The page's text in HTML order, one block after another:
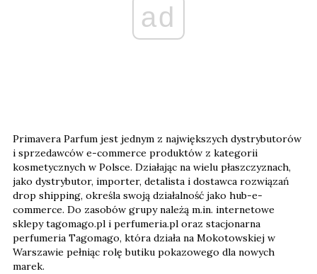
ad
Primavera Parfum jest jednym z największych dystrybutorów
i sprzedawców e-commerce produktów z kategorii
kosmetycznych w Polsce. Działając na wielu płaszczyznach,
jako dystrybutor, importer, detalista i dostawca rozwiązań
drop shipping, określa swoją działalność jako hub-e-
commerce. Do zasobów grupy należą m.in. internetowe
sklepy tagomago.pl i perfumeria.pl oraz stacjonarna
perfumeria Tagomago, która działa na Mokotowskiej w
Warszawie pełniąc rolę butiku pokazowego dla nowych
marek.